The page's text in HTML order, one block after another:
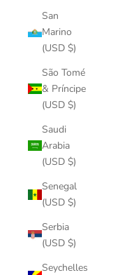
San
Marino
(USD $)
São Tomé
& Príncipe
(USD $)
Saudi
Arabia
(USD $)
Senegal
(USD $)
Serbia
(USD $)
Seychelles